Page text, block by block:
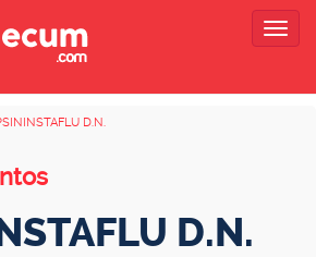
D.N.
D.N.